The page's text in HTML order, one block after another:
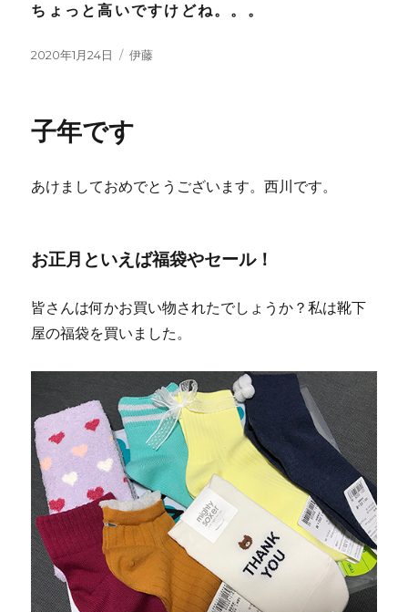
ちょっと高いですけどね。。。
投
2020年1月24日
カ
ー
伊藤
子年です
あけましておめでとうございます。西川です。
お正月といえば福袋やセール！
皆さんは何かお買い物されたでしょうか？私は靴下
屋の福袋を買いました。